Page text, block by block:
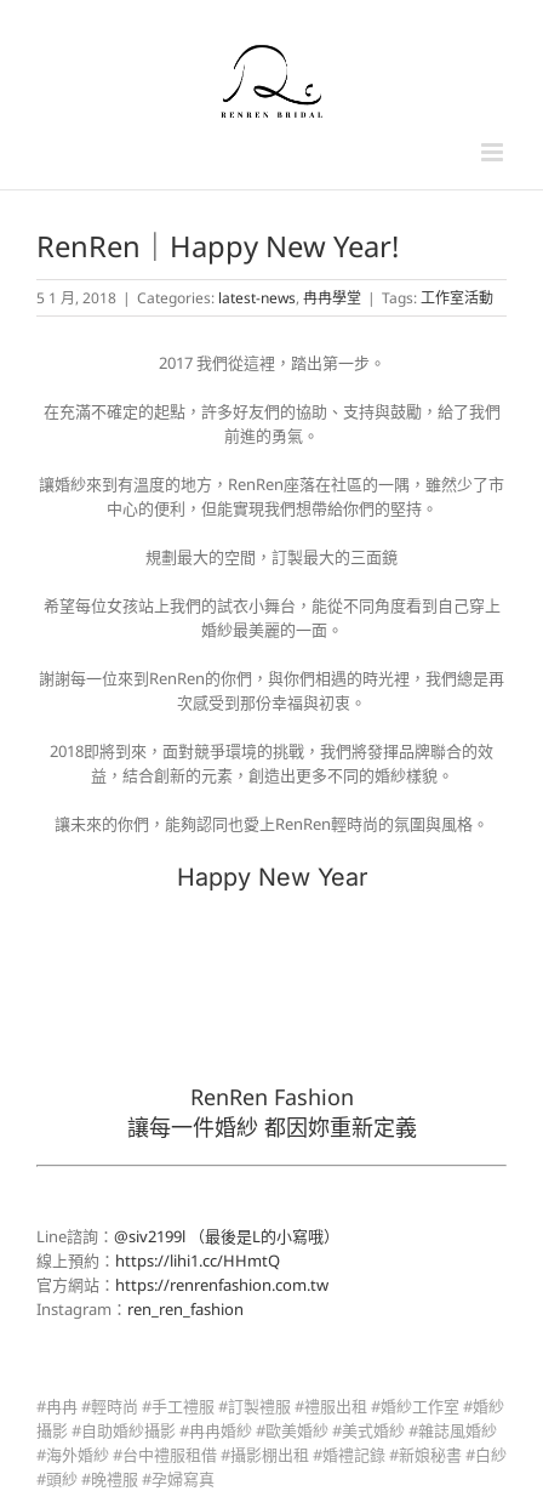
RenRen｜Happy New Year!
5 1 月, 2018 | Categories: latest-news, 冉冉學堂 | Tags:工作室活動
2017 我們從這裡，踏出第一步。
在充滿不確定的起點，許多好友們的協助、支持與鼓勵，給了我們
前進的勇氣。
讓婚紗來到有溫度的地方，RenRen座落在社區的一隅，雖然少了市
中心的便利，但能實現我們想帶給你們的堅持。
規劃最大的空間，訂製最大的三面鏡
希望每位女孩站上我們的試衣小舞台，能從不同角度看到自己穿上
婚紗最美麗的一面。
謝謝每一位來到RenRen的你們，與你們相遇的時光裡，我們總是再
次感受到那份幸福與初衷。
2018即將到來，面對競爭環境的挑戰，我們將發揮品牌聯合的效
益，結合創新的元素，創造出更多不同的婚紗樣貌。
讓未來的你們，能夠認同也愛上RenRen輕時尚的氛圍與風格。
Happy New Year
RenRen Fashion
讓每一件婚紗 都因妳重新定義
Line諮詢： @siv2199l （最後是L的小寫哦）
線上預約： https://lihi1.cc/HHmtQ
官方網站： https://renrenfashion.com.tw
Instagram： ren_ren_fashion
#冉冉 #輕時尚 #手工禮服 #訂製禮服 #禮服出租 #婚紗工作室 #婚紗
攝影 #自助婚紗攝影 #冉冉婚紗 #歐美婚紗 #美式婚紗 #雜誌風婚紗
#海外婚紗 #台中禮服租借 #攝影棚出租 #婚禮記錄 #新娘秘書 #白紗
#頭紗 #晚禮服 #孕婦寫真